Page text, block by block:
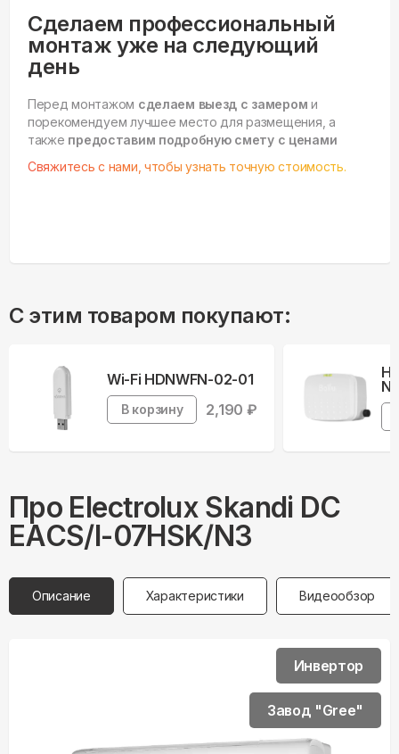
Сделаем профессиональный
монтаж уже на следующий
день
Перед монтажом сделаем выезд с замером и
порекомендуем лучшее место для размещения, а
также предоставим подробную смету с ценами
Свяжитесь с нами, чтобы узнать точную стоимость.
С этим товаром покупают:
Wi-Fi HDNWFN-02-01
В корзину 2,190 ₽
Про Electrolux Skandi DC
EACS/I-07HSK/N3
Описание Характеристики Видеообзор
Инвертор
Завод "Gree"